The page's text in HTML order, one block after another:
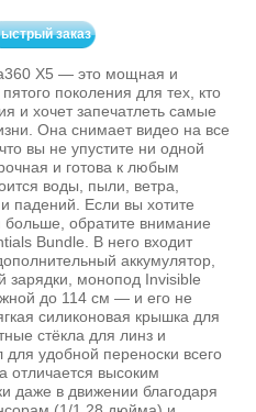
заказ
X5 — это мощная и
поколения для тех, кто
и хочет запечатлеть самые
Она снимает видео на все
вы не упустите ни одной
и готова к любым
воды, пыли, ветра,
падений. Если вы хотите
обратите внимание
Bundle. В него входит
аккумулятор,
зарядки, монопод Invisible
до 114 см — и его не
силиконовая крышка для
стёкла для линз и
удобной переноски всего
отличается высоким
даже в движении благодаря